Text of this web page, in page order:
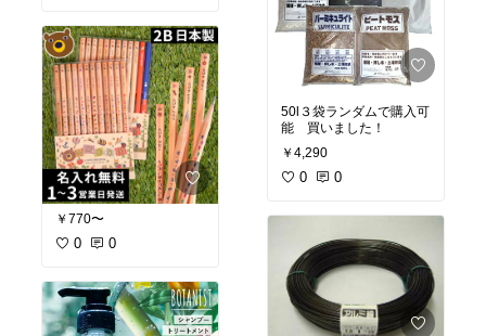
￥770〜
0 0
50l３袋ランダムで購入可
能 買いました！
￥4,290
0 0